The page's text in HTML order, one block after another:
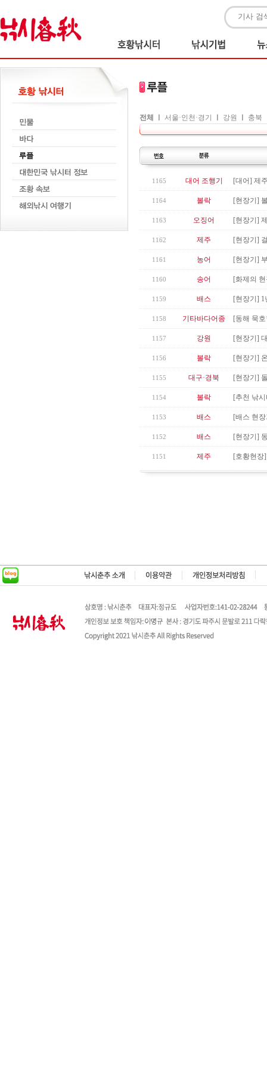
전체 서울·인천·경기 강원 충북
1165 대어 조행기 [대어] 제
1164 볼락 [현장기]
1163 오징어 [현장기]
1162 제주 [현장기]
1161 농어 [현장기]
1160 송어 [화제의
1159 배스 [현장기]
1158 기타바다어종 [동해 묵
1157 강원 [현장기]
1156 볼락 [현장기]
1155 대구·경북 [현장기]
1154 볼락 [추천 낚
1153 배스 [배스 현
1152 배스 [현장기]
1151 제주 [호황현장